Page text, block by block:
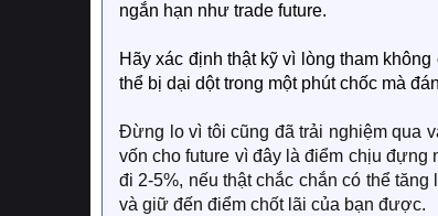
ngắn hạn như trade future.
Hãy xác định thật kỹ vì lòng tham
thể bị dại dột trong một phút chốc mà
Đừng lo vì tôi cũng đã trải nghiệm qua
vốn cho future vì đây là điểm chịu đựng
đi 2-5%, nếu thật chắc chắn có thể
và giữ đến điểm chốt lãi của bạn được.